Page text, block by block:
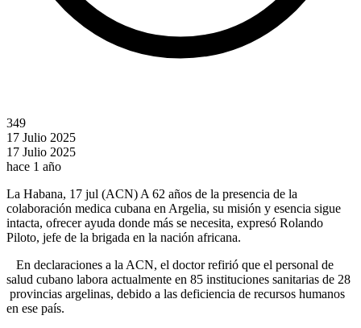
349
17 Julio 2025
17 Julio 2025
hace 1 año
La Habana, 17 jul (ACN) A 62 años de la presencia de la
colaboración medica cubana en Argelia, su misión y esencia sigue
intacta, ofrecer ayuda donde más se necesita, expresó Rolando
Piloto, jefe de la brigada en la nación africana.
En declaraciones a la ACN, el doctor refirió que el personal de
salud cubano labora actualmente en 85 instituciones sanitarias de 28
provincias argelinas, debido a las deficiencia de recursos humanos
en ese país.